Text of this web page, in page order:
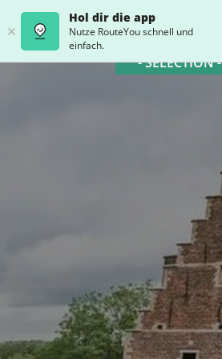
Hol dir die app
Nutze RouteYou schnell und
einfach.
- SELECTION -